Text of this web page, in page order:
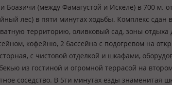
Боазичи (между Фамагустой и Искеле) в 700 м.
лес) в пяти минутах ходьбы. Комплекс сдан
территорию, оливковый сад, зоны отдыха
кофейню, 2 бассейна с подогревом на
с чистовой отделкой и шкафами,
из гостиной и огромной террасой на
соседство. В 5ти минутах езды знаменитая